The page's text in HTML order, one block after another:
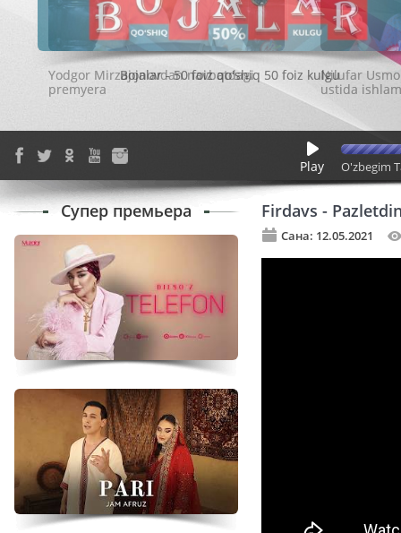
Bojalar - 50 foiz qo'shiq 50 foiz kulgu
Play O'zbegim
Firdavs -
Сана: 12.05.2021
Супер премьера